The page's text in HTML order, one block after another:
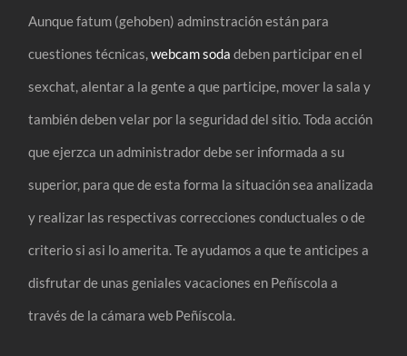
Aunque fatum (gehoben) adminstración están para
cuestiones técnicas,webcam soda deben participar en el
sexchat, alentar a la gente a que participe, mover la sala y
también deben velar por la seguridad del sitio. Toda acción
que ejerzca un administrador debe ser informada a su
superior, para que de esta forma la situación sea analizada
y realizar las respectivas correcciones conductuales o de
criterio si asi lo amerita. Te ayudamos a que te anticipes a
disfrutar de unas geniales vacaciones en Peñíscola a
través de la cámara web Peñíscola.